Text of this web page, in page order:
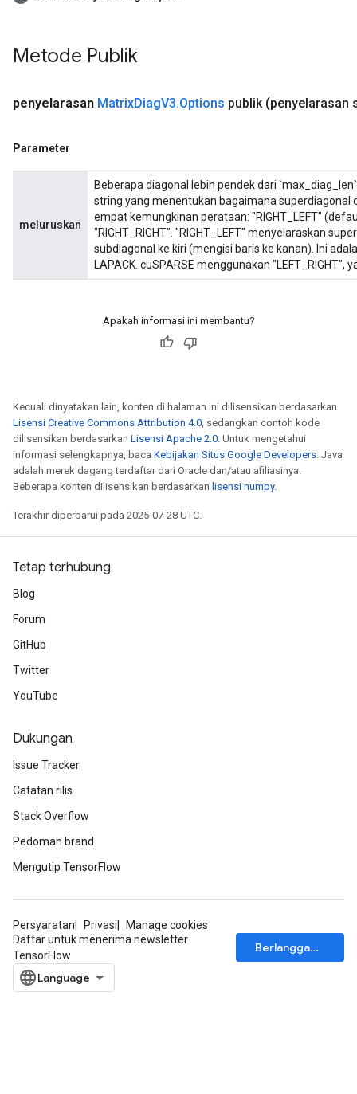
Metode Publik
penyelarasan MatrixDiagV3.Options publik (penyelarasan
Parameter
meluruskan
Beberapa diagonal lebih pendek dari
string yang menentukan bagaimana superdiagonal
empat kemungkinan perataan: "RIGHT_LEFT"
"RIGHT_RIGHT". "RIGHT_LEFT" menyelaraskan
subdiagonal ke kiri (mengisi baris ke kanan). Ini
LAPACK. cuSPARSE menggunakan "LEFT_RIGHT",
Apakah informasi ini membantu?
Kecuali dinyatakan lain, konten di halaman ini dilisensikan berdasarkan
Lisensi Creative Commons Attribution 4.0, sedangkan contoh kode
dilisensikan berdasarkan Lisensi Apache 2.0. Untuk mengetahui
informasi selengkapnya, baca Kebijakan Situs Google Developers. Java
adalah merek dagang terdaftar dari Oracle dan/atau afiliasinya.
Beberapa konten dilisensikan berdasarkan lisensi numpy.
Terakhir diperbarui pada 2025-07-28 UTC.
Tetap terhubung
Blog
Forum
GitHub
Twitter
YouTube
Dukungan
Issue Tracker
Catatan rilis
Stack Overflow
Pedoman brand
Mengutip TensorFlow
Persyaratan Privasi
Manage cookies
Daftar untuk menerima newsletter
TensorFlow
Berlangganan